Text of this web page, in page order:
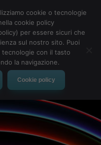
cookie o tecnologie
cookie policy
per essere sicuri che
sul nostro sito. Puoi
tecnologie con il tasto
la navigazione.
Cookie policy